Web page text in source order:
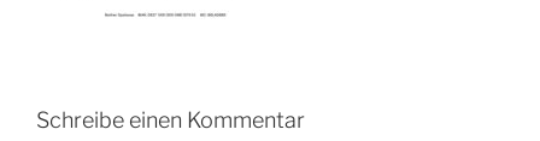
Schreibe einen Kommentar